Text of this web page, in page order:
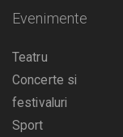
Evenimente
Teatru
Concerte si
festivaluri
Sport